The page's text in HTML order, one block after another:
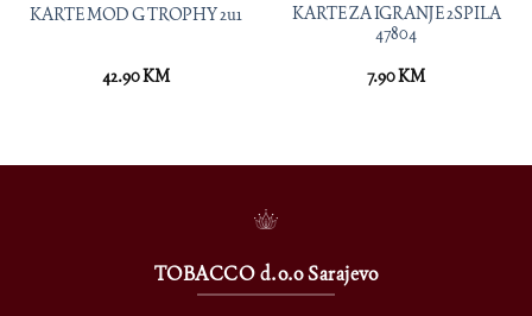
KARTE MOD G TROPHY 2u1
42.90KM
KARTE ZA IGRANJE 2SPILA
47804
7.90KM
TOBACCO d.o.o Sarajevo